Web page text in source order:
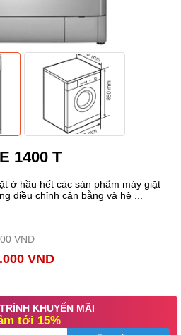
1400 T
ở hầu hết các sản phẩm máy giặt
điều chỉnh cân bằng và hệ ...
VND
VND
KHUYẾN MÃI
tới 15%